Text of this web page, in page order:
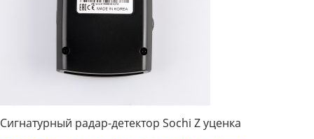
Сигнатурный радар-детектор Sochi Z уценка